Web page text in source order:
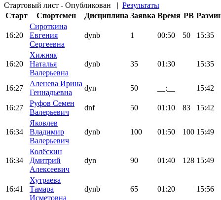
Стартовый лист - Опубликован | Результаты
Старт
Спортсмен Дисциплина Заявка Время PB
16:20
Сироткина
Евгения
Сергеевна
dynb 1 00:50 50 15:35
16:20
Хижняк
Наталья
Валерьевна
dynb 35 01:30 15:35
16:27
Аленева Ирина
Геннадьевна
dyn 50 __:__ 15:42
16:27
Руфов Семен
Валерьевич
dnf 50 01:10 83 15:42
16:34
Яковлев
Владимир
Валерьевич
dynb 100 01:50 100 15:49
16:34
Колёскин
Дмитрий
Алексеевич
dyn 90 01:40 128 15:49
16:41
Хутраева
Тамара
Исметовна
dynb 65 01:20 15:56